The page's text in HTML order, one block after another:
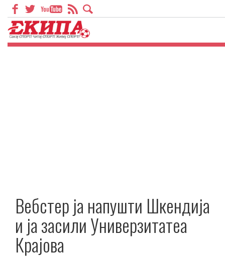
Вебстер ја напушти Шкендија
и ја засили Универзитатеа
Крајова